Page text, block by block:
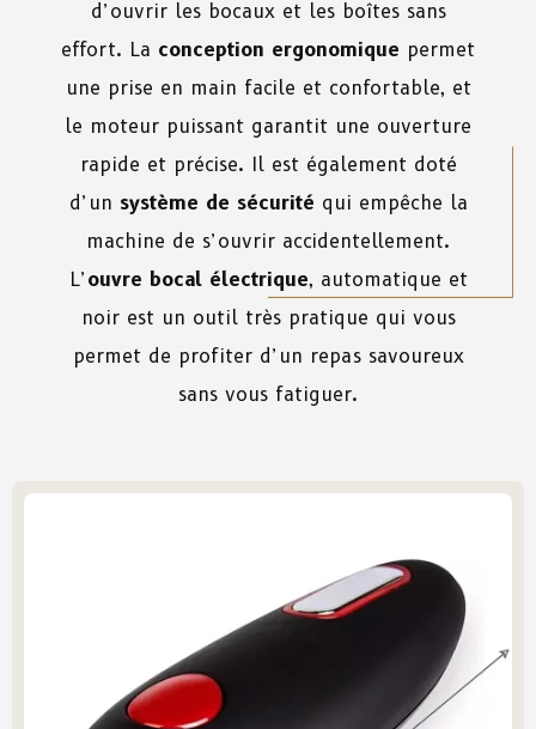
d’ouvrir les bocaux et les boîtes sans
effort. La conception ergonomique permet
une prise en main facile et confortable, et
le moteur puissant garantit une ouverture
rapide et précise. Il est également doté
d’un système de sécurité qui empêche la
machine de s’ouvrir accidentellement.
L’ ouvre bocal électrique, automatique et
noir est un outil très pratique qui vous
permet de profiter d’un repas savoureux
sans vous fatiguer.